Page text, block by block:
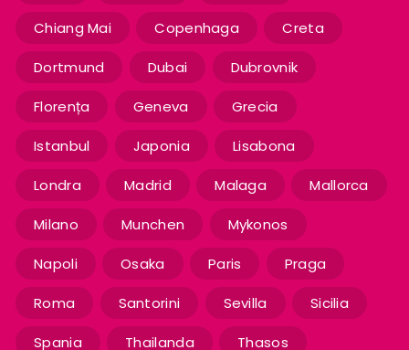
Chiang Mai Copenhaga Creta
Dortmund Dubai Dubrovnik
Florența Geneva Grecia
Istanbul Japonia Lisabona
Londra Madrid Malaga Mallorca
Milano Munchen Mykonos
Napoli Osaka Paris Praga
Roma Santorini Sevilla Sicilia
Spania Thailanda Thasos